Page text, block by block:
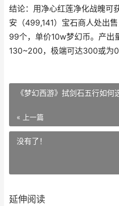
结论：用净心红莲净化战魄可
安（499,141）宝石商人处出
99个，单价10w梦幻币。产出
130~200，极端可达300或为0
《梦幻西游》拭剑石五行如何
« 上一篇
没有了！
延伸阅读